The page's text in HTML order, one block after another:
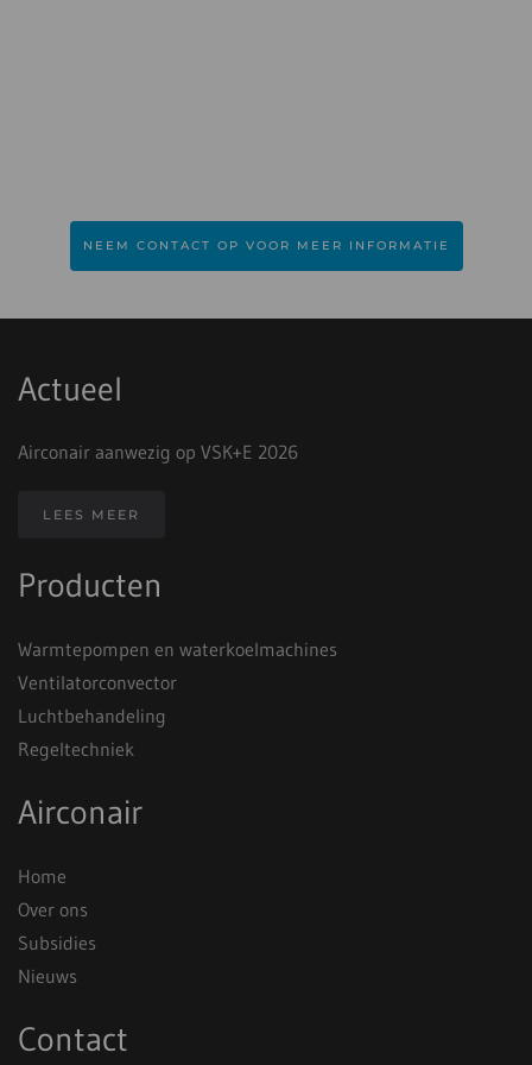
NEEM CONTACT OP VOOR MEER INFORMATIE
Actueel
Airconair aanwezig op VSK+E 2026
LEES MEER
Producten
Warmtepompen en waterkoelmachines
Ventilatorconvector
Luchtbehandeling
Regeltechniek
Airconair
Home
Over ons
Subsidies
Nieuws
Contact